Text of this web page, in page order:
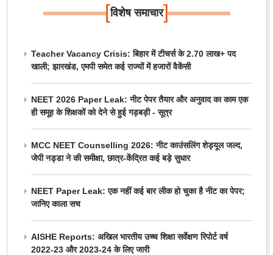
[विशेष समाचार]
Teacher Vacancy Crisis: बिहार में टीचर्स के 2.70 लाख+ पद
खाली; झारखंड, एमपी समेत कई राज्यों में हजारों वैकेंसी
NEET 2026 Paper Leak: नीट पेपर तैयार और अनुवाद का काम एक
ही समूह के शिक्षकों को देने से हुई गड़बड़ी - सूत्र
MCC NEET Counselling 2026: नीट काउंसलिंग शेड्यूल जल्द,
जेपी नड्डा ने की समीक्षा, छात्र-केंद्रित कई बड़े सुधार
NEET Paper Leak: एक नहीं कई बार लीक हो चुका है नीट का पेपर;
जानिए काला सच
AISHE Reports: अखिल भारतीय उच्च शिक्षा सर्वेक्षण रिपोर्ट वर्ष
2022-23 और 2023-24 के लिए जारी